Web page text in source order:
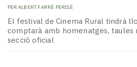
PER ALBERT FARRÉ PERISÉ
El festival de Cinema Rural tindrà
comptarà amb homenatges, taules
secció oficial